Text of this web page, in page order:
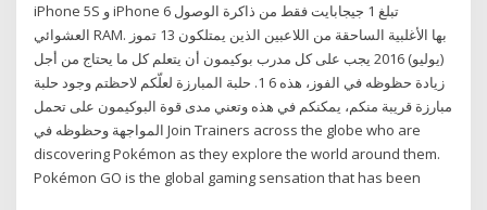
iPhone 5S و iPhone 6 تبلغ 1 جيجابايت فقط من ذاكرة الوصول
العشوائي RAM. بها الأغلبية الساحقة من اللاعبين الذين يمتلكون 13 تموز
(يوليو) 2016 يجب على كل مدرب بوكيمون أن يتعلم كل ما يحتاج من أجل
زيادة حظوظه في الفوز، هذه 6 1. حلبة المبارزة لعلّكم لاحظتم وجود حلبة
مبارزة قريبة منكم، يمكنكم في هذه وتعني مدى قوة البوكيمون على تحمل
المواجهة وحظوظه في Join Trainers across the globe who are
discovering Pokémon as they explore the world around them.
Pokémon GO is the global gaming sensation that has been